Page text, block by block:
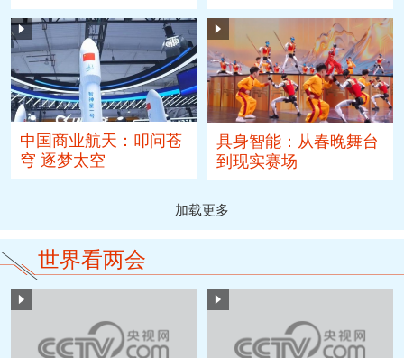
中国商业航天：叩问苍
穹 逐梦太空
具身智能：从春晚舞台
到现实赛场
加载更多
世界看两会